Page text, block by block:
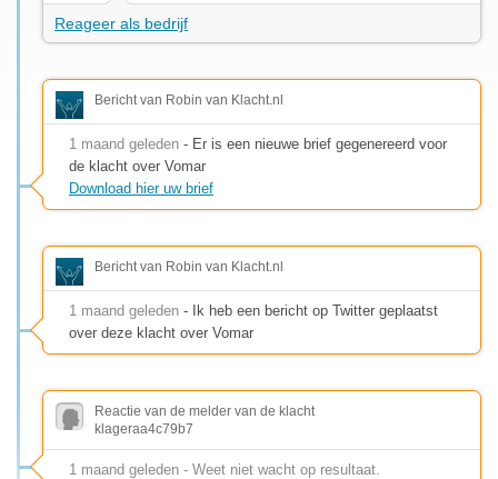
Reageer als bedrijf
Bericht van Robin van Klacht.nl
1 maand geleden - Er is een nieuwe brief gegenereerd voor
de klacht over Vomar
Download hier uw brief
Bericht van Robin van Klacht.nl
1 maand geleden - Ik heb een bericht op Twitter geplaatst
over deze klacht over Vomar
Reactie van de melder van de klacht
klageraa4c79b7
1 maand geleden - Weet niet wacht op resultaat.